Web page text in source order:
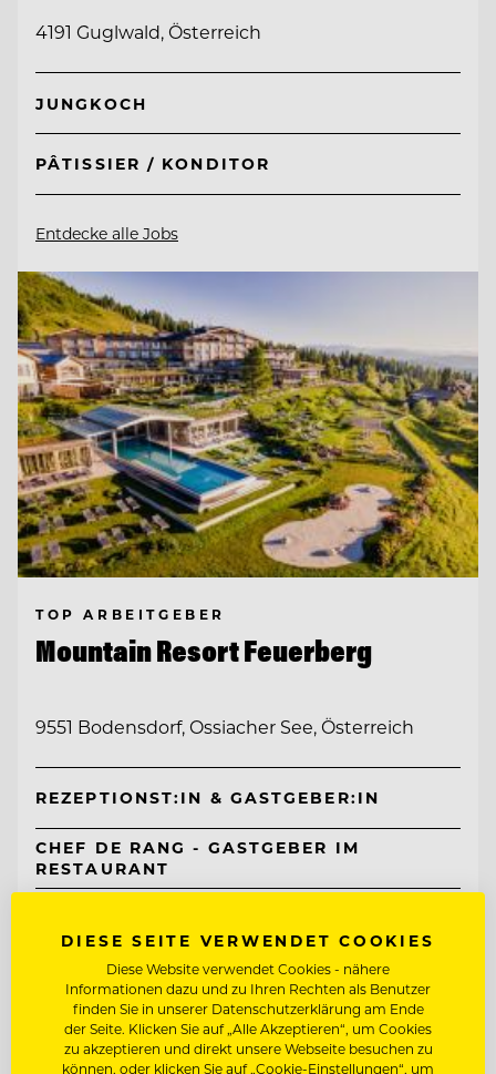
4191 Guglwald, Österreich
JUNGKOCH
PÂTISSIER / KONDITOR
Entdecke alle Jobs
TOP ARBEITGEBER
Mountain Resort Feuerberg
9551 Bodensdorf, Ossiacher See, Österreich
REZEPTIONST:IN & GASTGEBER:IN
CHEF DE RANG - GASTGEBER IM
RESTAURANT
DIESE SEITE VERWENDET COOKIES
Diese Website verwendet Cookies - nähere
Informationen dazu und zu Ihren Rechten als Benutzer
finden Sie in unserer Datenschutzerklärung am Ende
der Seite. Klicken Sie auf „Alle Akzeptieren“, um Cookies
zu akzeptieren und direkt unsere Webseite besuchen zu
können, oder klicken Sie auf „Cookie-Einstellungen“, um